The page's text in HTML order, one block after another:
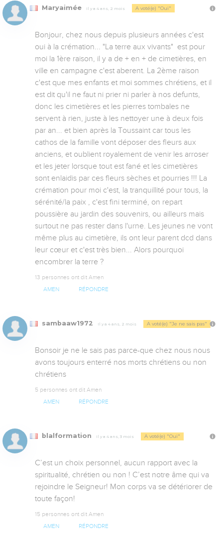
Maryaimée Il y a 4 ans, 2 mois A voté(e) "Oui"
Bonjour, chez nous depuis plusieurs années c'est
oui à la crémation... "La terre aux vivants"  est pour
moi la 1ère raison, il y a de + en + de cimetières, en
ville en campagne c'est aberent. La 2ème raison
c'est que mes enfants et moi sommes chrétiens, et il
est dit qu'il ne faut ni prier ni parler à nos defunts,
donc les cimetières et les pierres tombales ne
servent à rien, juste à les nettoyer une à deux fois
par an... et bien après la Toussaint car tous les
cathos de la famille vont déposer des fleurs aux
anciens, et oublient royalement de venir les arroser
et les jeter lorsque tout est fané et les cimetières
sont enlaidis par ces fleurs sèches et pourries !!! La
crémation pour moi c'est, la tranquillité pour tous, la
sérénité/la paix , c'est fini terminé, on repart
poussière au jardin des souvenirs, ou ailleurs mais
surtout ne pas rester dans l'urne. Les jeunes ne vont
même plus au cimetière, ils ont leur parent dcd dans
leur cœur et c'est très bien... Alors pourquoi
encombrer la terre ?
13 personnes ont dit Amen
AMEN RÉPONDRE
sambaaw1972 Il y a 4 ans, 2 mois A voté(e) "Je ne sais pas"
Bonsoir je ne le sais pas parce-que chez nous nous
avons toujours enterré nos morts chrétiens ou non
chrétiens
5 personnes ont dit Amen
AMEN RÉPONDRE
blalformation Il y a 4 ans, 3 mois A voté(e) "Oui"
C’est un choix personnel, aucun rapport avec la
spiritualité, chrétien ou non ! C’est notre âme qui va
rejoindre le Seigneur! Mon corps va se détériorer de
toute façon!
15 personnes ont dit Amen
AMEN RÉPONDRE